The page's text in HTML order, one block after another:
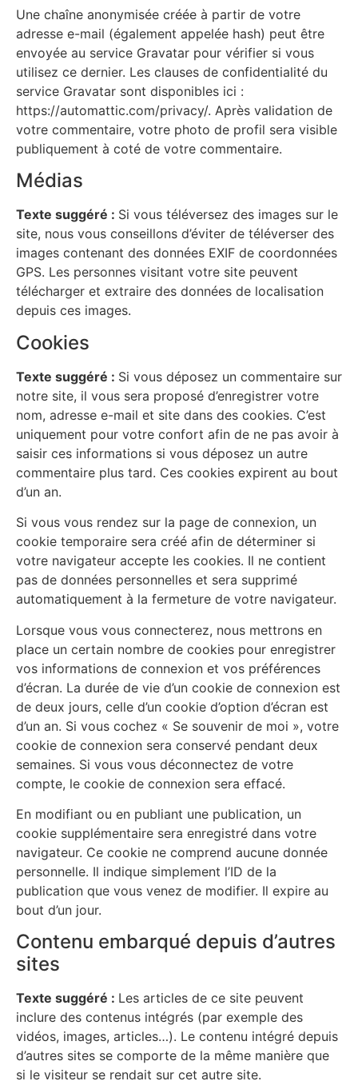
Une chaîne anonymisée créée à partir de votre
adresse e-mail (également appelée hash) peut être
envoyée au service Gravatar pour vérifier si vous
utilisez ce dernier. Les clauses de confidentialité du
service Gravatar sont disponibles ici :
https://automattic.com/privacy/. Après validation de
votre commentaire, votre photo de profil sera visible
publiquement à coté de votre commentaire.
Médias
Texte suggéré : Si vous téléversez des images sur le
site, nous vous conseillons d’éviter de téléverser des
images contenant des données EXIF de coordonnées
GPS. Les personnes visitant votre site peuvent
télécharger et extraire des données de localisation
depuis ces images.
Cookies
Texte suggéré : Si vous déposez un commentaire sur
notre site, il vous sera proposé d’enregistrer votre
nom, adresse e-mail et site dans des cookies. C’est
uniquement pour votre confort afin de ne pas avoir à
saisir ces informations si vous déposez un autre
commentaire plus tard. Ces cookies expirent au bout
d’un an.
Si vous vous rendez sur la page de connexion, un
cookie temporaire sera créé afin de déterminer si
votre navigateur accepte les cookies. Il ne contient
pas de données personnelles et sera supprimé
automatiquement à la fermeture de votre navigateur.
Lorsque vous vous connecterez, nous mettrons en
place un certain nombre de cookies pour enregistrer
vos informations de connexion et vos préférences
d’écran. La durée de vie d’un cookie de connexion est
de deux jours, celle d’un cookie d’option d’écran est
d’un an. Si vous cochez « Se souvenir de moi », votre
cookie de connexion sera conservé pendant deux
semaines. Si vous vous déconnectez de votre
compte, le cookie de connexion sera effacé.
En modifiant ou en publiant une publication, un
cookie supplémentaire sera enregistré dans votre
navigateur. Ce cookie ne comprend aucune donnée
personnelle. Il indique simplement l’ID de la
publication que vous venez de modifier. Il expire au
bout d’un jour.
Contenu embarqué depuis d’autres
sites
Texte suggéré : Les articles de ce site peuvent
inclure des contenus intégrés (par exemple des
vidéos, images, articles…). Le contenu intégré depuis
d’autres sites se comporte de la même manière que
si le visiteur se rendait sur cet autre site.